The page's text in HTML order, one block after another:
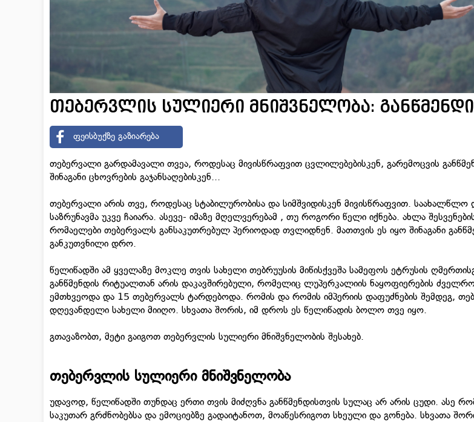
თებერვლის სულიერი მნიშვნელობა:
ფეისბუქზე გაზიარება
თებერვალი გარდამავალი თვეა, როდესაც მივისწრაფვით ცვლილებებისკენ, გარემოცვის
შინაგანი ცხოვრების გაჯანსაღებისკენ...
თებერვალი არის თვე, როდესაც სტაბილურობისა და სიმშვიდისკენ მივისწრაფვით. საახალწლო
საზრუნავმა უკვე ჩაიარა. ასევე- იმაზე მღელვერებამ , თუ როგორი წელი იქნება. ახლა
რომაელები თებერვალს განსაკუთრებულ პერიოდად თვლიდნენ. მათთვის ეს იყო შინაგანი
განკუთვნილი დრო.
წელიწადში ამ ყველაზე მოკლე თვის სახელი თებრუუსის მიწისქვეშა სამეფოს ეტრუსის
განწმენდის რიტუალთან არის დაკავშირებული, რომელიც ლუპერკალიის ნაყოფიერების
ემთხვეოდა და 15 თებერვალს ტარდებოდა. რომის და რომის იმპერიის დაფუძნების შემდეგ,
დღევანდელი სახელი მიიღო. სხვათა შორის, იმ დროს ეს წელიწადის ბოლო თვე იყო.
გთავაზობთ, მეტი გაიგოთ თებერვლის სულიერი მნიშვნელობის შესახებ.
თებერვლის სულიერი მნიშვნელობა
უდავოდ, წელიწადში თუნდაც ერთი თვის მიძღვნა განწმენდისთვის სულაც არ არის ცუდი. ასე
საკუთარ გრძნობებსა და ემოციებზე გადაიტანოთ, მოაწესრიგოთ სხეული და გონება. სხვათა